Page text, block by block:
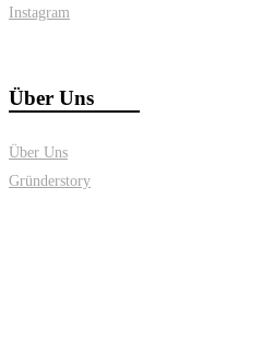
Instagram
Über Uns
Über Uns
Gründerstory